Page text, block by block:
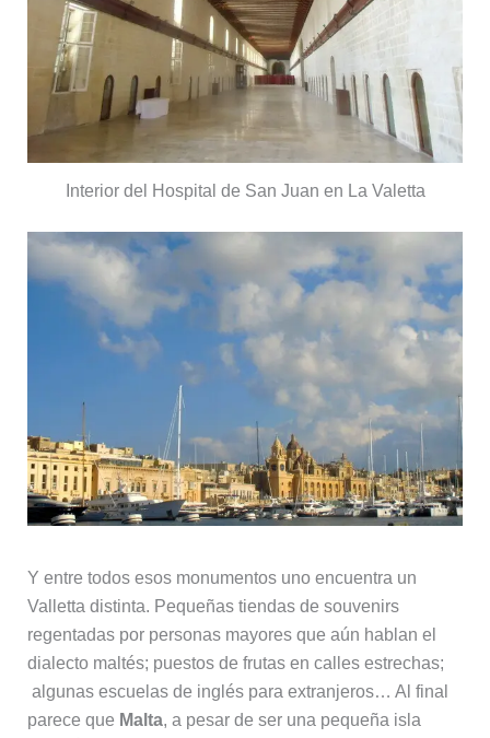
Interior del Hospital de San Juan en La Valetta
Y entre todos esos monumentos uno encuentra un
Valletta distinta. Pequeñas tiendas de souvenirs
regentadas por personas mayores que aún hablan el
dialecto maltés; puestos de frutas en calles estrechas;
algunas escuelas de inglés para extranjeros… Al final
parece que Malta, a pesar de ser una pequeña isla